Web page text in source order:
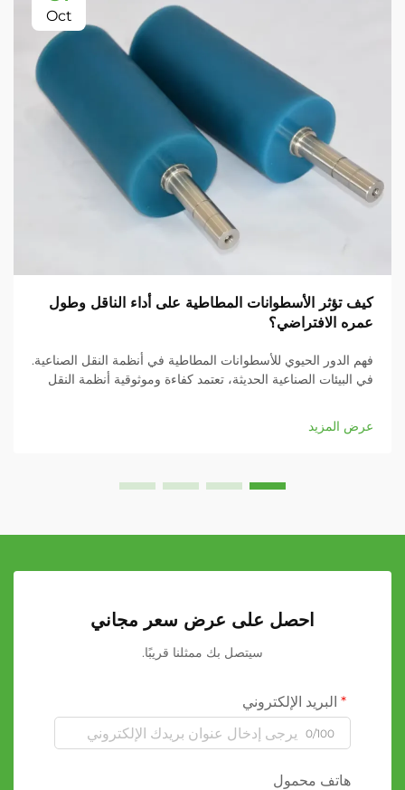
Oct
كيف تؤثر الأسطوانات المطاطية على أداء الناقل وطول
عمره الافتراضي؟
فهم الدور الحيوي للأسطوانات المطاطية في أنظمة النقل الصناعية.
في البيئات الصناعية الحديثة، تعتمد كفاءة وموثوقية أنظمة النقل
العناصر...
عرض المزيد
احصل على عرض سعر مجاني
سيتصل بك ممثلنا قريبًا.
البريد الإلكتروني
0/100
هاتف محمول